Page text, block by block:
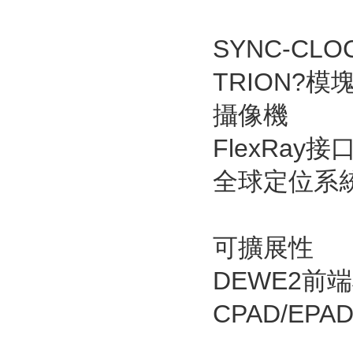
SYNC-
TRION?模
攝像機
FlexRay接
全球定位系
可擴展性
DEWE2前
CPAD/